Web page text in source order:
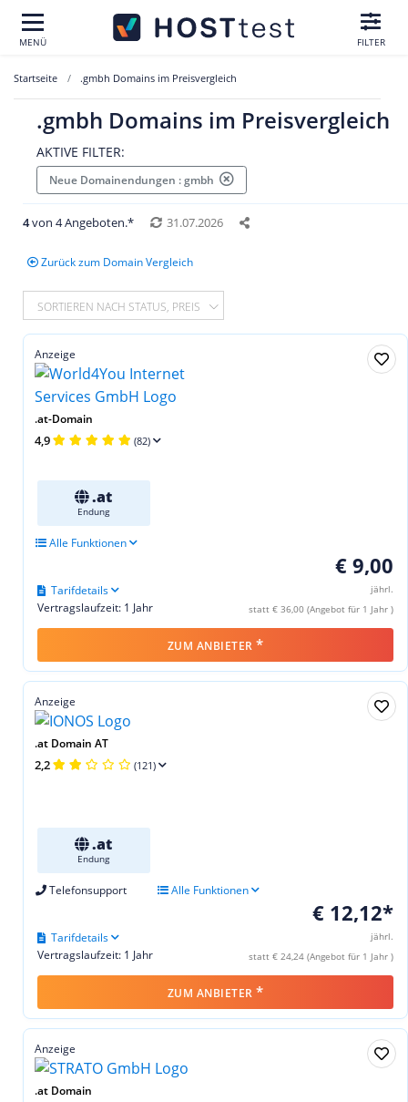
MENÜ FILTER
Startseite .gmbh Domains im Preisvergleich
.gmbh Domains im Preisvergleich
AKTIVE FILTER:
Neue Domainendungen : gmbh
4von 4 Angeboten.* 31.07.2026
Zurück zum Domain Vergleich
SORTIEREN NACH STATUS, PREIS
Anzeige
.at-Domain
4,9 (82)
.at
Endung
Alle Funktionen
€ 9,00
jährl.
statt € 36,00 (Angebot für 1 Jahr )
Vertragslaufzeit: 1 Jahr
Tarifdetails
ZUM ANBIETER *
Anzeige
.at Domain AT
2,2 (121)
.at
Endung
Telefonsupport Alle Funktionen
€ 12,12*
jährl.
statt € 24,24 (Angebot für 1 Jahr )
Vertragslaufzeit: 1 Jahr
Tarifdetails
ZUM ANBIETER *
Anzeige
.at Domain